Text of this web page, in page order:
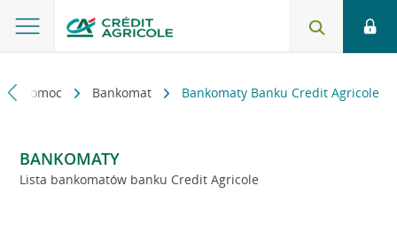
i pomoc Bankomat Bankomaty Banku Credit Agricole
BANKOMATY
Lista bankomatów banku Credit Agricole